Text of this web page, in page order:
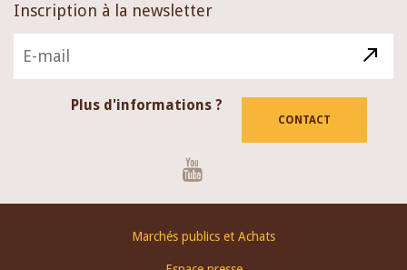
Inscription à la newsletter
Plus d'informations ?
CONTACT
Marchés publics et Achats